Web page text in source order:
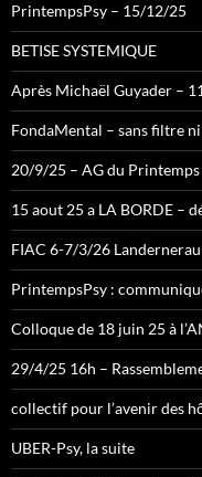
PrintempsPsy – 15/12/25
BETISE SYSTEMIQUE
Après Michaël Guyader –
FondaMental – sans filtre
20/9/25 – AG du
15 aout 25 a LA BORDE –
FIAC 6-7/3/26 Landernerau
PrintempsPsy :
Colloque de 18 juin 25 à
29/4/25 16h –
collectif pour l’avenir des
UBER-Psy, la suite